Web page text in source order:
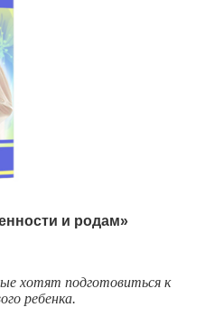
и родам»
хотят подготовиться к
ребенка.